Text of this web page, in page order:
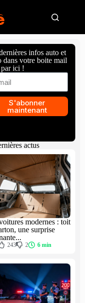
infos auto et
dans votre boite mail
par ici !
S'abonner
maintenant
actus
modernes : toit
une surprise
243 2 6 min